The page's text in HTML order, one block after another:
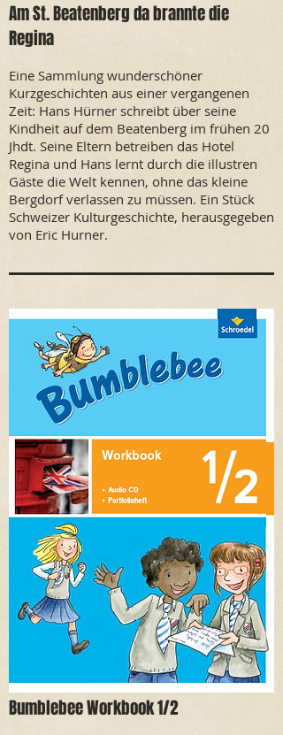
Am St. Beatenberg da brannte die
Regina
Eine Sammlung wunderschöner
Kurzgeschichten aus einer vergangenen
Zeit: Hans Hürner schreibt über seine
Kindheit auf dem Beatenberg im frühen 20
Jhdt. Seine Eltern betreiben das Hotel
Regina und Hans lernt durch die illustren
Gäste die Welt kennen, ohne das kleine
Bergdorf verlassen zu müssen. Ein Stück
Schweizer Kulturgeschichte, herausgegeben
von Eric Hurner.
Bumblebee Workbook 1/2